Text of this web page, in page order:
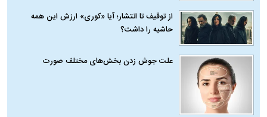
از توقیف تا انتشار؛ آیا «کوری» ارزش این همه
حاشیه را داشت؟
علت جوش زدن بخش‌های مختلف صورت